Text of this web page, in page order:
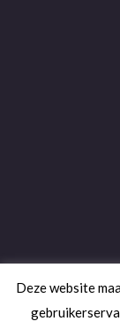
© 2026
Deze website